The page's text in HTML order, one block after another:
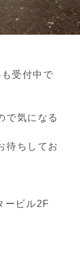
受付中で
で気になる
待ちしてお
ービル2F